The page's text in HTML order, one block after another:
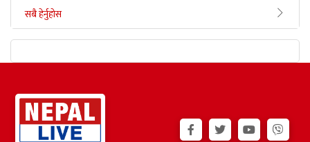
सबै हेर्नुहोस